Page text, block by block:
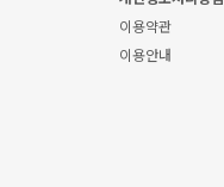
이용약관
이용안내